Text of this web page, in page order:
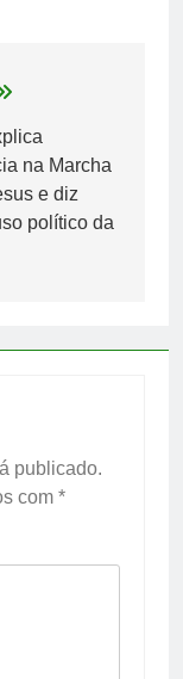
na Marcha
e diz
político da
publicado.
com *